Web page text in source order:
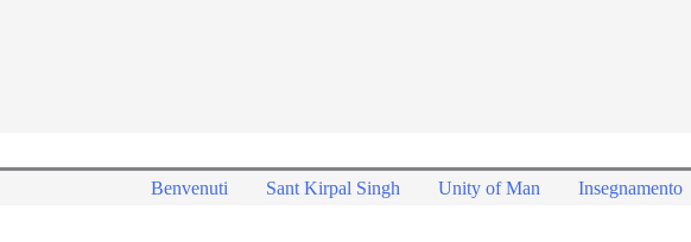
Benvenuti Sant Kirpal Singh Unity of Man Insegnamento